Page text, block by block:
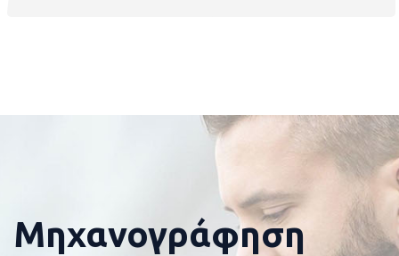
Μηχανογράφηση